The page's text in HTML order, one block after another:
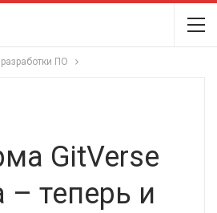
ПО
GitVerse
– теперь и